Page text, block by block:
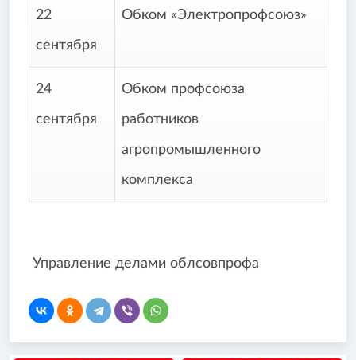
22
сентября
Обком «Электропрофсоюз»
24
сентября
Обком профсоюза
работников
агропромышленного
комплекса
Управление делами облсовпрофа